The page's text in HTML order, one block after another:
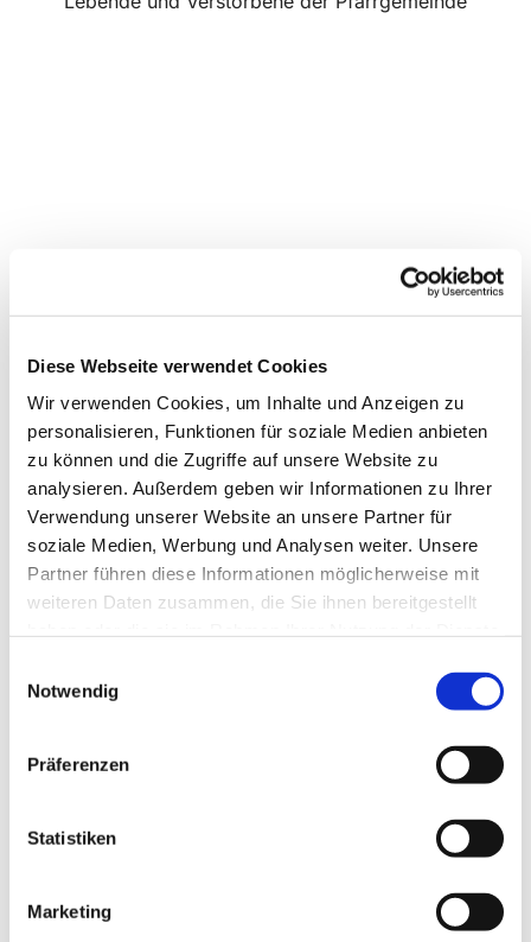
Diese Webseite verwendet Cookies
Wir verwenden Cookies, um Inhalte und Anzeigen zu
personalisieren, Funktionen für soziale Medien anbieten
zu können und die Zugriffe auf unsere Website zu
analysieren. Außerdem geben wir Informationen zu Ihrer
Verwendung unserer Website an unsere Partner für
soziale Medien, Werbung und Analysen weiter. Unsere
Partner führen diese Informationen möglicherweise mit
weiteren Daten zusammen, die Sie ihnen bereitgestellt
Notwendig
Präferenzen
Statistiken
Marketing
Dies könnte Sie auch
interessieren